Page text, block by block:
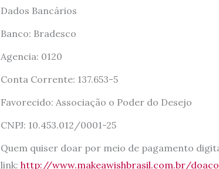
Dados Bancários
Banco: Bradesco
Agencia: 0120
Conta Corrente: 137.653-5
Favorecido: Associação o Poder do Desejo
CNPJ: 10.453.012/0001-25
Quem quiser doar por meio de pagamento
link: http://www.makeawishbrasil.com.br/